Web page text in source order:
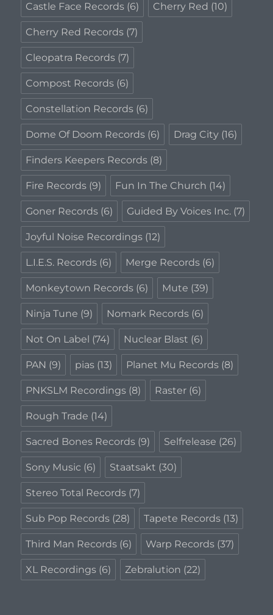
Castle Face Records (6) Cherry Red (10)
Cherry Red Records (7)
Cleopatra Records (7)
Compost Records (6)
Constellation Records (6)
Dome Of Doom Records (6) Drag City (16)
Finders Keepers Records (8)
Fire Records (9) Fun In The Church (14)
Goner Records (6) Guided By Voices Inc. (7)
Joyful Noise Recordings (12)
L.I.E.S. Records (6) Merge Records (6)
Monkeytown Records (6) Mute (39)
Ninja Tune (9) Nomark Records (6)
Not On Label (74) Nuclear Blast (6)
PAN (9) pias (13) Planet Mu Records (8)
PNKSLM Recordings (8) Raster (6)
Rough Trade (14)
Sacred Bones Records (9) Selfrelease (26)
Sony Music (6) Staatsakt (30)
Stereo Total Records (7)
Sub Pop Records (28) Tapete Records (13)
Third Man Records (6) Warp Records (37)
XL Recordings (6) Zebralution (22)